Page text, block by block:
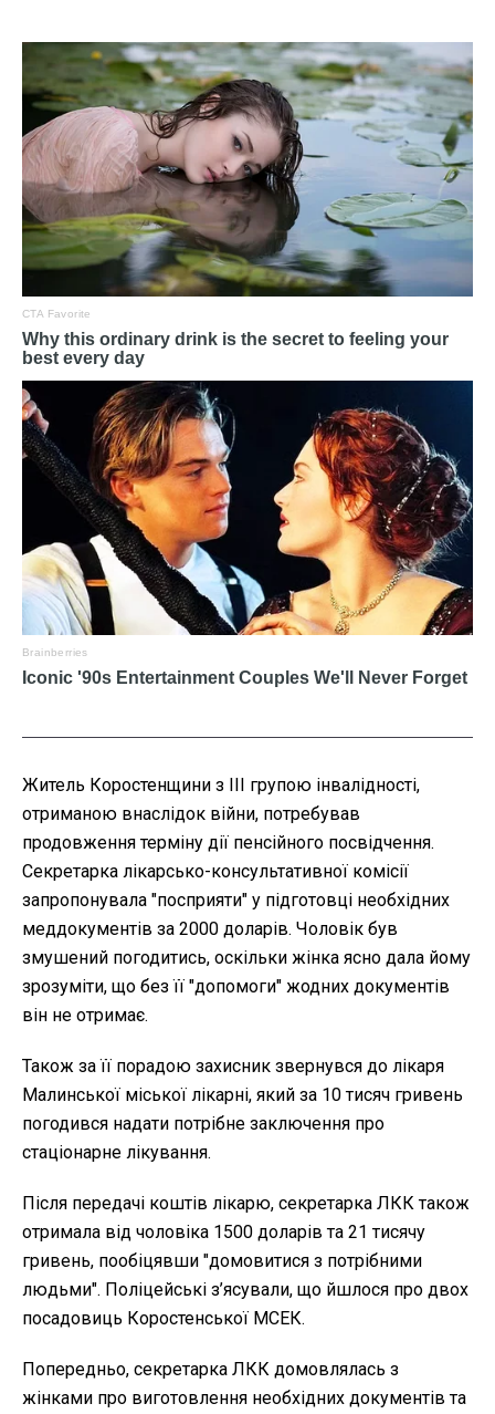
Житель Коростенщини з III групою інвалідності,
отриманою внаслідок війни, потребував
продовження терміну дії пенсійного посвідчення.
Секретарка лікарсько-консультативної комісії
запропонувала "посприяти" у підготовці необхідних
меддокументів за 2000 доларів. Чоловік був
змушений погодитись, оскільки жінка ясно дала йому
зрозуміти, що без її "допомоги" жодних документів
він не отримає.
Також за її порадою захисник звернувся до лікаря
Малинської міської лікарні, який за 10 тисяч гривень
погодився надати потрібне заключення про
стаціонарне лікування.
Після передачі коштів лікарю, секретарка ЛКК також
отримала від чоловіка 1500 доларів та 21 тисячу
гривень, пообіцявши "домовитися з потрібними
людьми". Поліцейські з’ясували, що йшлося про двох
посадовиць Коростенської МСЕК.
Попередньо, секретарка ЛКК домовлялась з
жінками про виготовлення необхідних документів та